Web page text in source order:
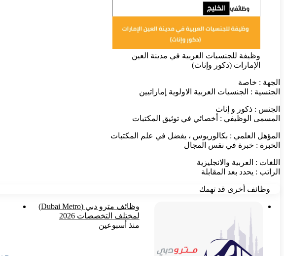
وظيفة للجنسيات العربية في مدينة العين
الإمارات (دكور وإناث)
الجهة : خاصة
الجنسية : الجنسيات العربية الاولوية إماراتيين
الجنس : ذكور و إناث
المسمى الوظيفي : أخصائي في توثيق المكتبات
المؤهل العلمي : ‏بكالوريوس ، يفضل في علم المكتبات
الخبرة : خبرة في نفس المجال
اللغات : العربية والانجليزية
الراتب : يحدد بعد المقابلة
وظائف أخرى قد تهمك
وظائف مترو دبي (Dubai Metro)
لمختلف التخصصات 2026
منذ أسبوعين